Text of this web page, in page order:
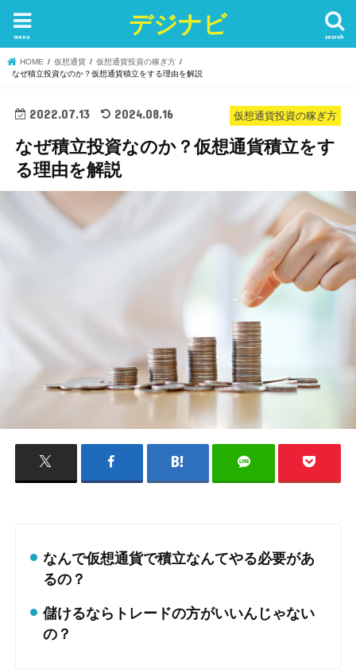
デジナビ search
menu
HOME 仮想通貨
仮想通貨投資の稼ぎ方
なぜ積立投資なのか？仮想通貨積立をする理由を解説
仮想通貨投資の稼ぎ方
2022.07.13 2024.08.16
なぜ積立投資なのか？仮想通貨積立をす
る理由を解説
なんで仮想通貨で積立なんてやる必要があ
るの？
儲けるならトレードの方がいいんじゃない
の？